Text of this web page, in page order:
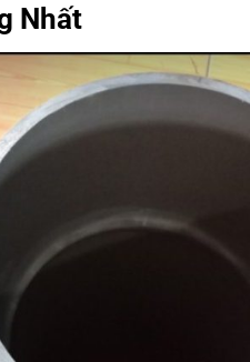
Nhất